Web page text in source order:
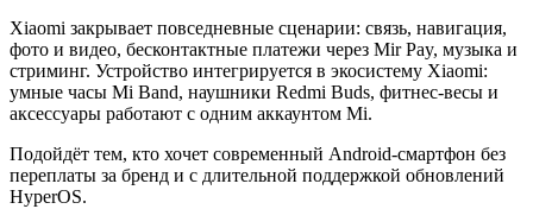
Xiaomi закрывает повседневные сценарии: связь, навигация,
фото и видео, бесконтактные платежи через Mir Pay, музыка и
стриминг. Устройство интегрируется в экосистему Xiaomi:
умные часы Mi Band, наушники Redmi Buds, фитнес-весы и
аксессуары работают с одним аккаунтом Mi.
Подойдёт тем, кто хочет современный Android-смартфон без
переплаты за бренд и с длительной поддержкой обновлений
HyperOS.